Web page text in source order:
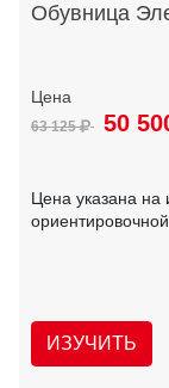
Обувница
63 125 50
Цена указана на
ИЗУЧИТЬ